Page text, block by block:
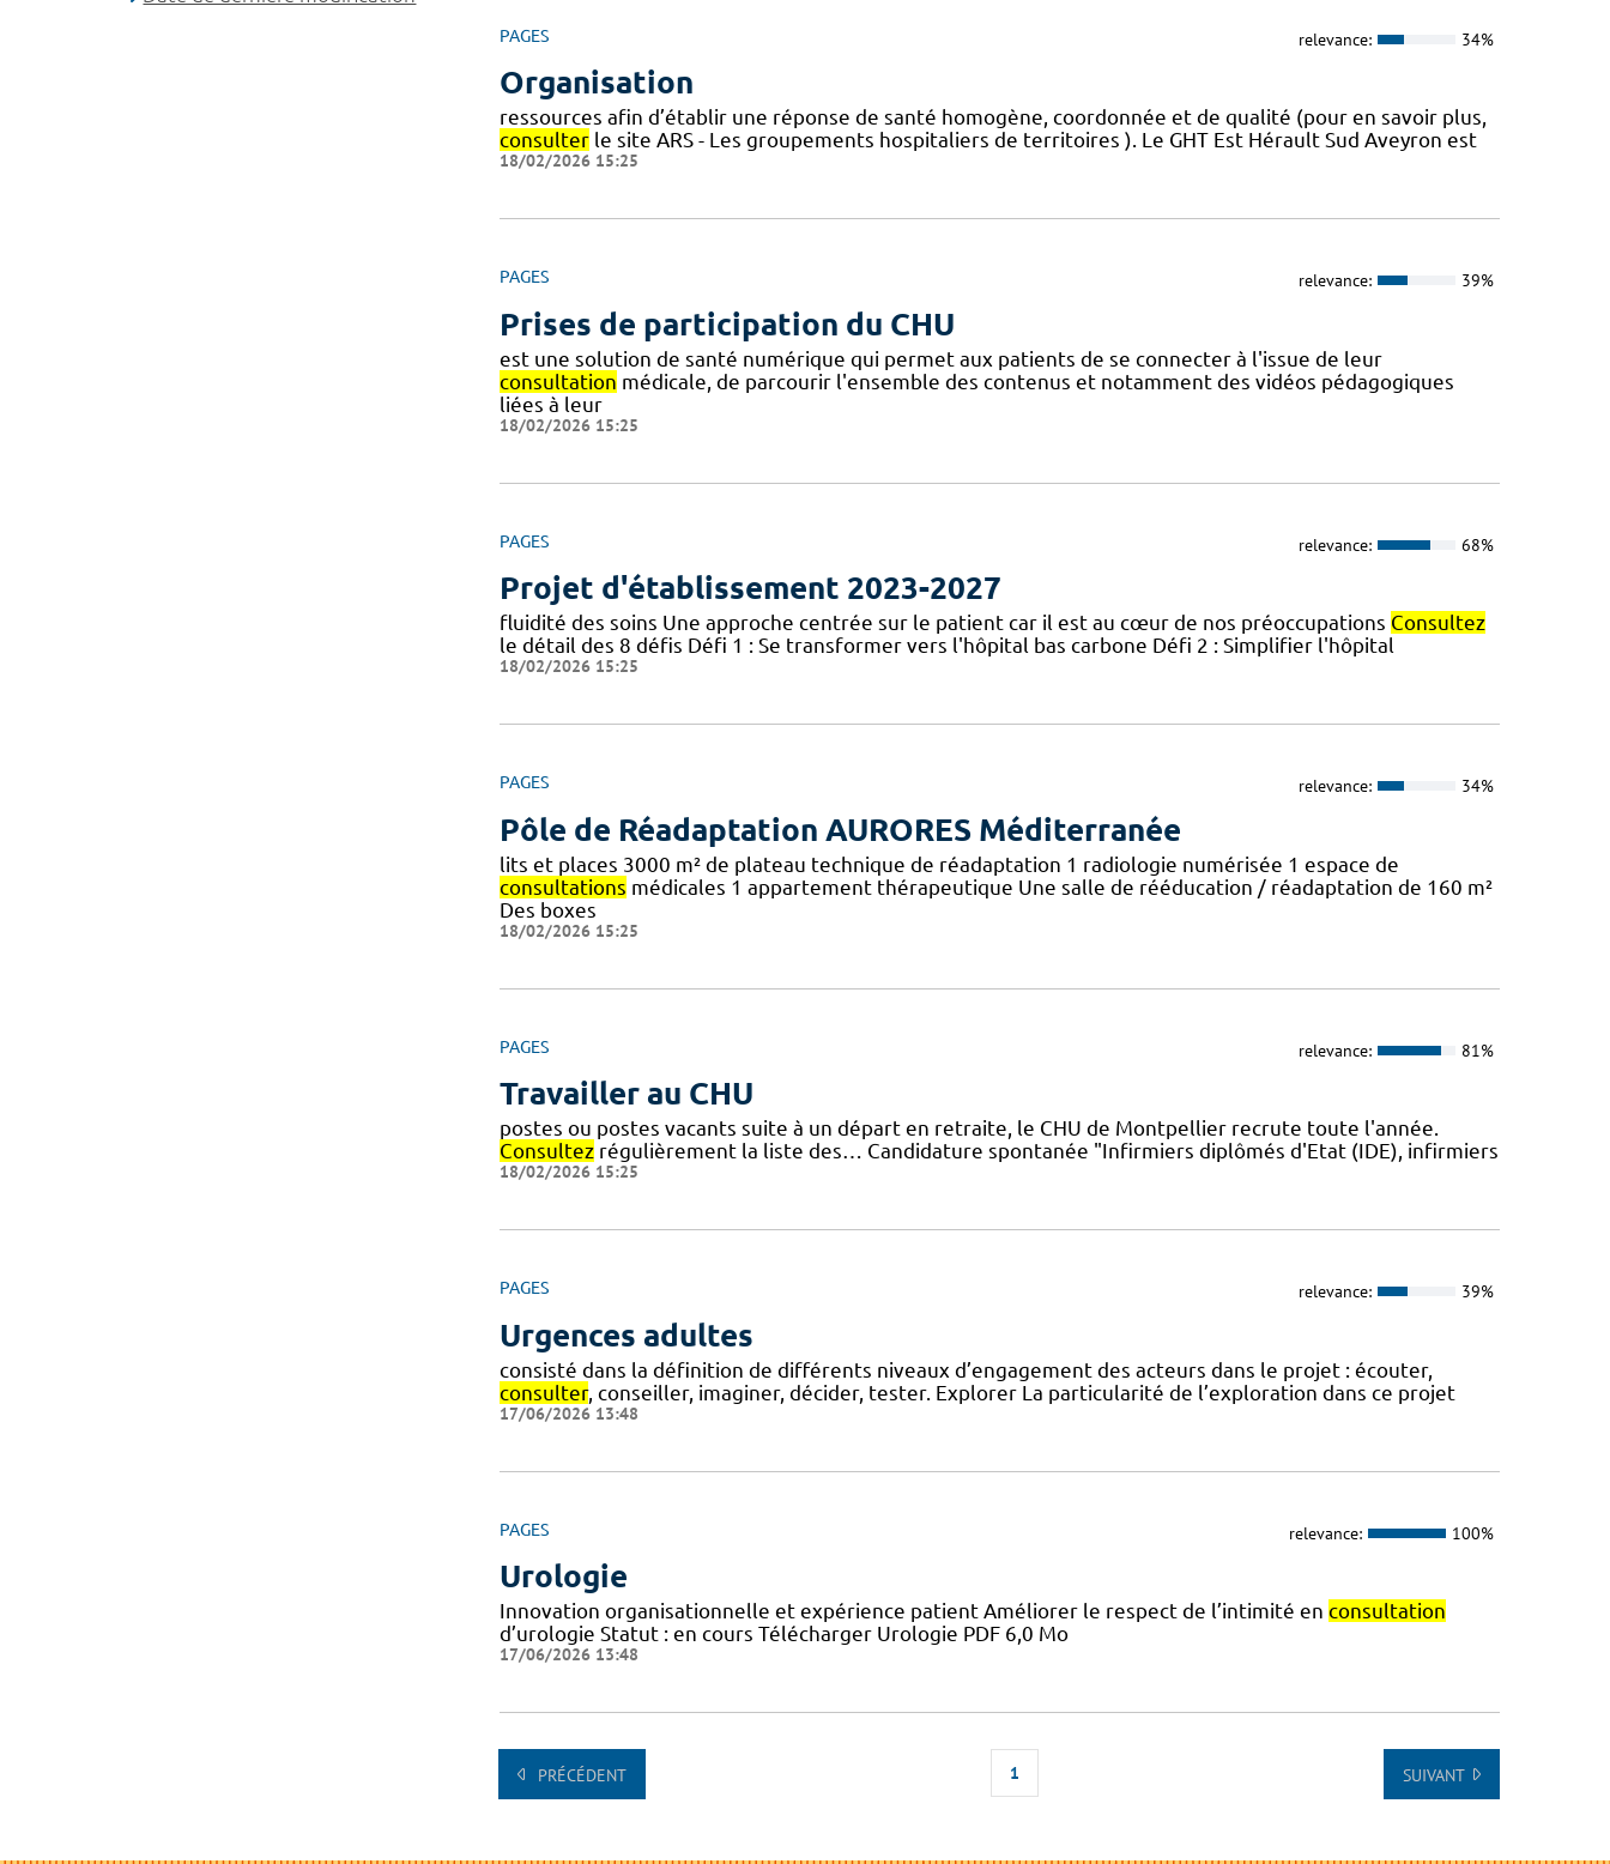
PAGES relevance: 34%
Organisation
ressources afin d’établir une réponse de santé homogène, coordonnée et de qualité (pour en savoir plus,
consulterle site ARS - Les groupements hospitaliers de territoires ). Le GHT Est Hérault Sud Aveyron est
18/02/2026 15:25
PAGES relevance: 39%
Prises de participation du CHU
est une solution de santé numérique qui permet aux patients de se connecter à l'issue de leur
consultation médicale, de parcourir l'ensemble des contenus et notamment des vidéos pédagogiques
liées à leur
18/02/2026 15:25
PAGES relevance: 68%
Projet d'établissement 2023-2027
fluidité des soins Une approche centrée sur le patient car il est au cœur de nos préoccupations Consultez
le détail des 8 défis Défi 1 : Se transformer vers l'hôpital bas carbone Défi 2 : Simplifier l'hôpital
18/02/2026 15:25
PAGES relevance: 34%
Pôle de Réadaptation AURORES Méditerranée
lits et places 3000 m² de plateau technique de réadaptation 1 radiologie numérisée 1 espace de
consultations médicales 1 appartement thérapeutique Une salle de rééducation / réadaptation de 160 m²
Des boxes
18/02/2026 15:25
PAGES relevance: 81%
Travailler au CHU
postes ou postes vacants suite à un départ en retraite, le CHU de Montpellier recrute toute l'année.
Consultezrégulièrement la liste des… Candidature spontanée "Infirmiers diplômés d'Etat (IDE), infirmiers
18/02/2026 15:25
PAGES relevance: 39%
Urgences adultes
consisté dans la définition de différents niveaux d’engagement des acteurs dans le projet : écouter,
consulter, conseiller, imaginer, décider, tester. Explorer La particularité de l’exploration dans ce projet
17/06/2026 13:48
PAGES relevance: 100%
Urologie
Innovation organisationnelle et expérience patient Améliorer le respect de l’intimité en consultation
d’urologie Statut : en cours Télécharger Urologie PDF 6,0 Mo
17/06/2026 13:48
PRÉCÉDENT 1 SUIVANT